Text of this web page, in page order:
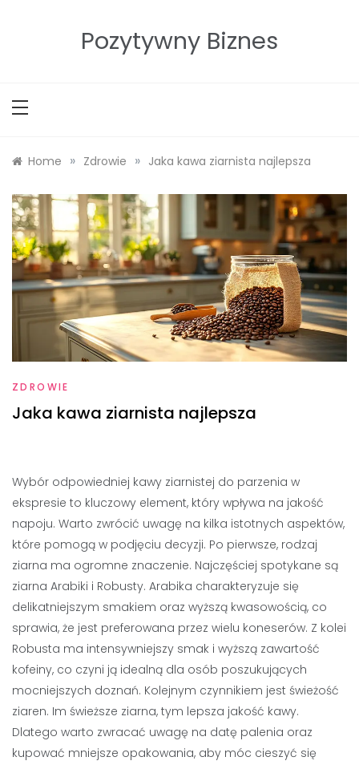
Pozytywny Biznes
Home » Zdrowie » Jaka kawa ziarnista najlepsza
ZDROWIE
Jaka kawa ziarnista najlepsza
Wybór odpowiedniej kawy ziarnistej do parzenia w
ekspresie to kluczowy element, który wpływa na jakość
napoju. Warto zwrócić uwagę na kilka istotnych aspektów,
które pomogą w podjęciu decyzji. Po pierwsze, rodzaj
ziarna ma ogromne znaczenie. Najczęściej spotykane są
ziarna Arabiki i Robusty. Arabika charakteryzuje się
delikatniejszym smakiem oraz wyższą kwasowością, co
sprawia, że jest preferowana przez wielu koneserów. Z kolei
Robusta ma intensywniejszy smak i wyższą zawartość
kofeiny, co czyni ją idealną dla osób poszukujących
mocniejszych doznań. Kolejnym czynnikiem jest świeżość
ziaren. Im świeższe ziarna, tym lepsza jakość kawy.
Dlatego warto zwracać uwagę na datę palenia oraz
kupować mniejsze opakowania, aby móc cieszyć się